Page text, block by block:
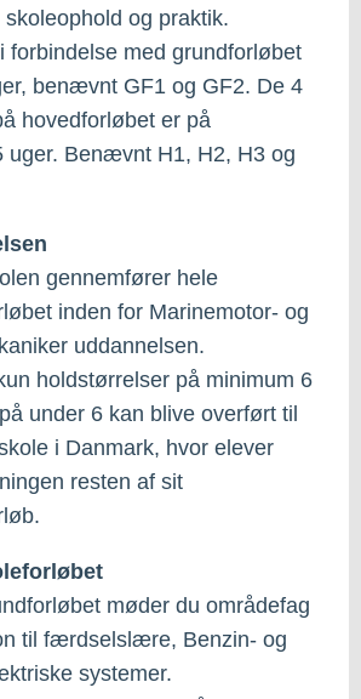
og praktik.
forbindelse med grundforløbet
benævnt GF1 og GF2. De 4
hovedforløbet er på
uger. Benævnt H1, H2, H3 og
gennemfører hele
inden for Marinemotor- og
uddannelsen.
holdstørrelser på minimum 6
under 6 kan blive overført til
i Danmark, hvor elever
resten af sit
møder du områdefag
til færdselslære, Benzin- og
systemer.